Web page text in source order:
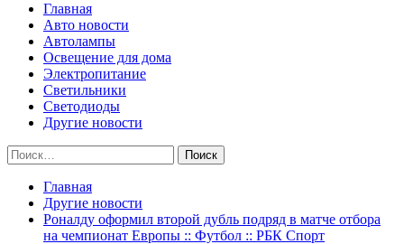
Главная
Авто новости
Автолампы
Освещение для дома
Электропитание
Светильники
Светодиоды
Другие новости
Найти:
Главная
Другие новости
Роналду оформил второй дубль подряд в матче отбора
на чемпионат Европы :: Футбол :: РБК Спорт